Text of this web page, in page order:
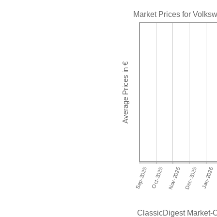
Market Prices for
ClassicDigest Market-